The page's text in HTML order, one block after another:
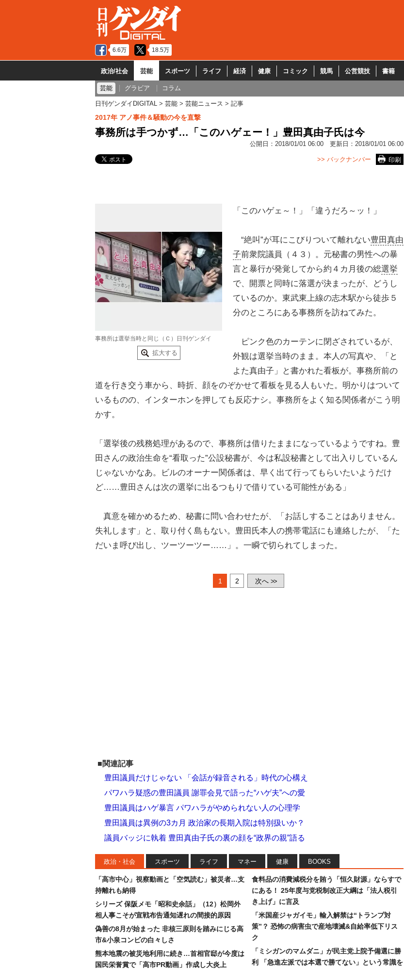
6.6万 18.5万
政治/社会 芸能 スポーツ ライフ 経済 健康 コミック 競馬 公営競技 書籍
芸能 グラビア コラム
日刊ゲンダイDIGITAL 芸能 芸能ニュース 記事
2017年 アノ事件＆騒動の今を直撃
事務所は手つかず…「このハゲェー！」豊田真由子氏は今
公開日： 2018/01/01 06:00 更新日： 2018/01/01 06:00
印刷
>> バックナンバー
事務所は選挙当時と同じ（Ｃ）日刊ゲンダイ
拡大する
「このハゲェ～！」「違うだろ～ッ！」
“絶叫”が耳にこびりついて離れない豊田真由
子前衆院議員（４３）。元秘書の男性への暴
言と暴行が発覚してから約４カ月後の総選挙
で、開票と同時に落選が決まったが、どうし
ているのか。東武東上線の志木駅から徒歩５
分のところにある事務所を訪ねてみた。
ピンク色のカーテンに閉ざされているが、
外観は選挙当時のまま。本人の写真や、「と
よた真由子」と書かれた看板が。事務所前の
道を行き交う車から、時折、顔をのぞかせて看板を見る人もいた。明かりはついて
いるものの、インターホンを押しても反応ナシ。事務所をよく知る関係者がこう明
かす。
「選挙後の残務処理があるので、事務所は借りたままになっているようですね。豊
田さんの政治生命を“看取った”公設秘書が、今は私設秘書として出入りしているん
じゃないかなあ。ビルのオーナー関係者は、早く出て行ってもらいたいようだけ
ど……豊田さんは次の選挙に出るつもりで借りている可能性がある」
真意を確かめるため、秘書に問い合わせたが、「お話しすることはありません。
失礼します」と、取り付く島もない。豊田氏本人の携帯電話にも連絡したが、「た
だいま呼び出し、ツーツーツー……」。一瞬で切られてしまった。
1 2 次へ >>
■関連記事
豊田議員だけじゃない 「会話が録音される」時代の心構え
パワハラ疑惑の豊田議員 謝罪会見で語った“ハゲ夫”への愛
豊田議員はハゲ暴言 パワハラがやめられない人の心理学
豊田議員は異例の3カ月 政治家の長期入院は特別扱いか？
議員バッジに執着 豊田真由子氏の裏の顔を“政界の親”語る
政治・社会 スポーツ ライフ マネー 健康 BOOKS
「高市中心」視察動画と「空気読む」被災者…支
持離れも納得
シリーズ 保阪メモ「昭和史余話」（12）松岡外
相人事こそが宣戦布告通知遅れの間接的原因
偽善の8月が始まった 非核三原則を踏みにじる高
市&小泉コンビの白々しさ
熊本地震の被災地利用に続き…首相官邸が今度は
国民栄誉賞で「高市PR動画」作成し大炎上
食料品の消費減税分を賄う「恒久財源」ならすで
にある！ 25年度与党税制改正大綱は「法人税引
き上げ」に言及
「米国産ジャガイモ」輸入解禁は“トランプ対
策”？ 恐怖の病害虫で産地壊滅&自給率低下リス
ク
「ミシガンのマムダニ」が民主党上院予備選に勝
利 「急進左派では本選で勝てない」という常識を